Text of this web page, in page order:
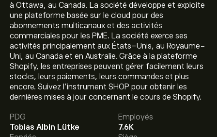
à Ottawa, au Canada. La société développe et exploite
une plateforme basée sur le cloud pour des
abonnements multicanaux et des activités
commerciales pour les PME. La société exerce ses
activités principalement aux États-Unis, au Royaume-
Uni, au Canada et en Australie. Grâce à la plateforme
Shopify, les entreprises peuvent gérer facilement leurs
stocks, leurs paiements, leurs commandes et plus
encore. Suivez l'instrument SHOP pour obtenir les
dernières mises à jour concernant le cours de Shopify.
PDG
Tobias Albin Lütke
Employés
7.6K
Le prix actuel de l'action SHOP est de 144.00‎$‎.
Le prix cible moyen pour l'action Shopify Inc. est de
144.00‎$‎.Inscrivez-vous
sur eToro pour obtenir des